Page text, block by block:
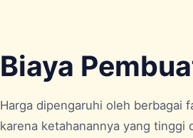
Biaya
Harga dipengaruhi oleh berbagai
karena ketahanannya yang tinggi